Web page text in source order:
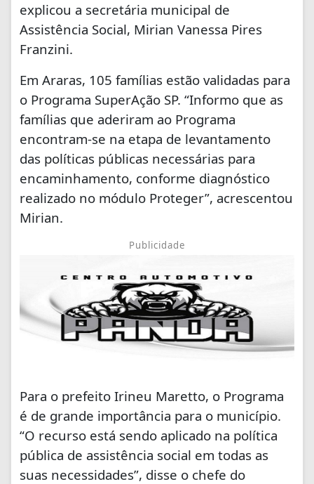
explicou a secretária municipal de
Assistência Social, Mirian Vanessa Pires
Franzini.
Em Araras, 105 famílias estão validadas para
o Programa SuperAção SP. “Informo que as
famílias que aderiram ao Programa
encontram-se na etapa de levantamento
das políticas públicas necessárias para
encaminhamento, conforme diagnóstico
realizado no módulo Proteger”, acrescentou
Mirian.
Publicidade
Para o prefeito Irineu Maretto, o Programa
é de grande importância para o município.
“O recurso está sendo aplicado na política
pública de assistência social em todas as
suas necessidades”, disse o chefe do